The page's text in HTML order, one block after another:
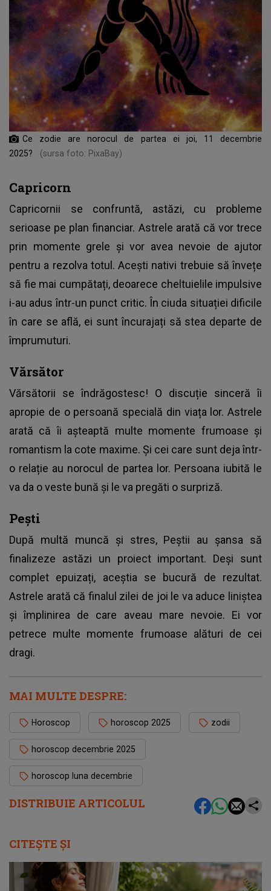
DISTRIBUIE ARTICOLUL
Ce zodie are norocul de partea ei joi, 11 decembrie
2025?
(sursa foto: PixaBay)
Capricorn
Capricornii se confruntă, astăzi, cu probleme
serioase pe plan financiar. Astrele arată că vor trece
prin momente grele și vor avea nevoie de ajutor
pentru a rezolva totul. Acești nativi trebuie să învețe
să fie mai cumpătați, deoarece cheltuielile impulsive
i-au adus într-un punct critic. În ciuda situației dificile
în care se află, ei sunt încurajați să stea departe de
împrumuturi.
Vărsător
Vărsătorii se îndrăgostesc! O discuție sinceră îi
apropie de o persoană specială din viața lor. Astrele
arată că îi așteaptă multe momente frumoase și
romantism la cote maxime. Și cei care sunt deja într-
o relație au norocul de partea lor. Persoana iubită le
va da o veste bună și le va pregăti o surpriză.
Pești
După multă muncă și stres, Peștii au șansa să
finalizeze astăzi un proiect important. Deși sunt
complet epuizați, aceștia se bucură de rezultat.
Astrele arată că finalul zilei de joi le va aduce liniștea
și împlinirea de care aveau mare nevoie. Ei vor
petrece multe momente frumoase alături de cei
dragi.
MAI MULTE DESPRE:
Horoscop horoscop 2025 zodii
horoscop decembrie 2025
horoscop luna decembrie
CITEȘTE ȘI